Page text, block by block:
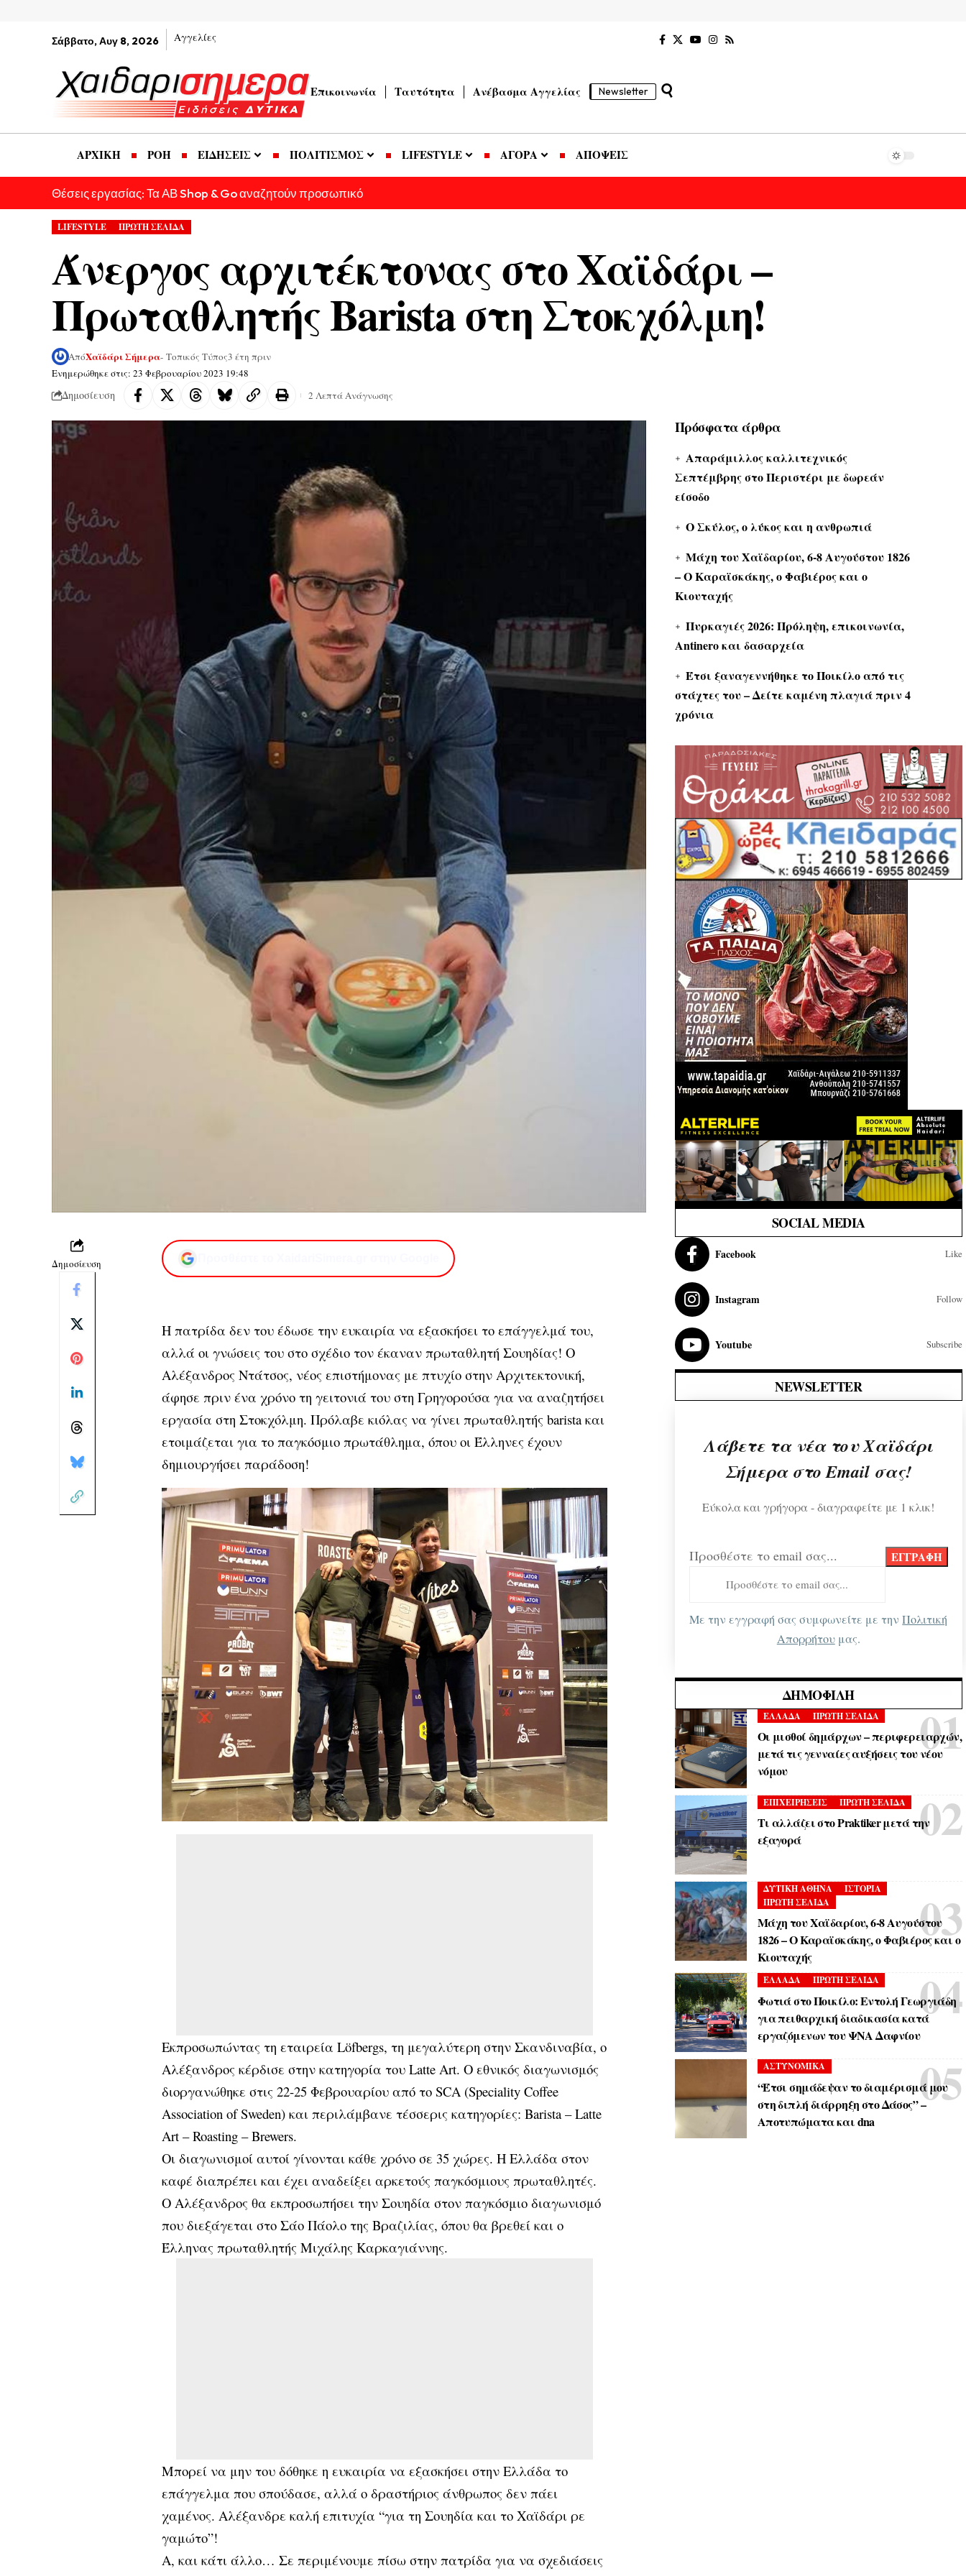
Σάββατο, Αυγ 8, 2026 Αγγελίες
Επικοινωνία Ταυτότητα Ανέβασμα Αγγελίας Newsletter
ΑΡΧΙΚΗ ΡΟΗ ΕΙΔΗΣΕΙΣ ΠΟΛΙΤΙΣΜΟΣ LIFESTYLE ΑΓΟΡΑ ΑΠΟΨΕΙΣ
Θέσεις εργασίας: Τα ΑΒ Shop & Go αναζητούν προσωπικό
LIFESTYLE ΠΡΩΤΗ ΣΕΛΙΔΑ
Άνεργος αρχιτέκτονας στο Χαϊδάρι –
Πρωταθλητής Βarista στη Στοκχόλμη!
Ενημερώθηκε στις: 23 Φεβρουαρίου 2023 19:48
ΑπόΧαϊδάρι Σήμερα- Τοπικός Τύπος3 έτη πριν
Δημοσίευση 2 Λεπτά Ανάγνωσης
Δημοσίευση
Η πατρίδα δεν του έδωσε την ευκαιρία να εξασκήσει το επάγγελμά του,
αλλά οι γνώσεις του στο σχέδιο τον έκαναν πρωταθλητή Σουηδίας! Ο
Αλέξανδρος Ντάτσος, νέος επιστήμονας με πτυχίο στην Αρχιτεκτονική,
άφησε πριν ένα χρόνο τη γειτονιά του στη Γρηγορούσα για να αναζητήσει
εργασία στη Στοκχόλμη. Πρόλαβε κιόλας να γίνει πρωταθλητής barista και
ετοιμάζεται για το παγκόσμιο πρωτάθλημα, όπου οι Έλληνες έχουν
δημιουργήσει παράδοση!
Εκπροσωπώντας τη εταιρεία Löfbergs, τη μεγαλύτερη στην Σκανδιναβία, ο
Αλέξανδρος κέρδισε στην κατηγορία του Latte Art. Ο εθνικός διαγωνισμός
διοργανώθηκε στις 22-25 Φεβρουαρίου από το SCA (Speciality Coffee
Association of Sweden) και περιλάμβανε τέσσερις κατηγορίες: Barista – Latte
Art – Roasting – Brewers.
Οι διαγωνισμοί αυτοί γίνονται κάθε χρόνο σε 35 χώρες. Η Ελλάδα στον
καφέ διαπρέπει και έχει αναδείξει αρκετούς παγκόσμιους πρωταθλητές.
Ο Αλέξανδρος θα εκπροσωπήσει την Σουηδία στον παγκόσμιο διαγωνισμό
που διεξάγεται στο Σάο Πάολο της Βραζιλίας, όπου θα βρεθεί και ο
Έλληνας πρωταθλητής Μιχάλης Καρκαγιάννης.
Μπορεί να μην του δόθηκε η ευκαιρία να εξασκήσει στην Ελλάδα το
επάγγελμα που σπούδασε, αλλά ο δραστήριος άνθρωπος δεν πάει
χαμένος. Αλέξανδρε καλή επιτυχία “για τη Σουηδία και το Χαϊδάρι ρε
γαμώτο”!
Α, και κάτι άλλο… Σε περιμένουμε πίσω στην πατρίδα για να σχεδιάσεις
Πρόσφατα άρθρα
Απαράμιλλος καλλιτεχνικός
Σεπτέμβρης στο Περιστέρι με δωρεάν
είσοδο
Ο Σκύλος, ο λύκος και η ανθρωπιά
Μάχη του Χαϊδαρίου, 6-8 Αυγούστου 1826
– Ο Καραϊσκάκης, ο Φαβιέρος και ο
Κιουταχής
Πυρκαγιές 2026: Πρόληψη, επικοινωνία,
Antinero και δασαρχεία
Έτσι ξαναγεννήθηκε το Ποικίλο από τις
στάχτες του – Δείτε καμένη πλαγιά πριν 4
χρόνια
SOCIAL MEDIA
Facebook Like
Instagram Follow
Youtube Subscribe
NEWSLETTER
Λάβετε τα νέα του Χαϊδάρι
Σήμερα στο Email σας!
Εύκολα και γρήγορα - διαγραφείτε με 1 κλικ!
Προσθέστε το email σας...
Με την εγγραφή σας συμφωνείτε με τηνΠολιτική
Απορρήτουμας.
ΔΗΜΟΦΙΛΉ
ΕΛΛΑΔΑ ΠΡΩΤΗ ΣΕΛΙΔΑ
Οι μισθοί δημάρχων – περιφερειαρχών,
μετά τις γενναίες αυξήσεις του νέου
νόμου
ΕΠΙΧΕΙΡΗΣΕΙΣ ΠΡΩΤΗ ΣΕΛΙΔΑ
Τι αλλάζει στο Praktiker μετά την
εξαγορά
ΔΥΤΙΚΗ ΑΘΗΝΑ
ΙΣΤΟΡΙΑ
ΠΡΩΤΗ ΣΕΛΙΔΑ
Μάχη του Χαϊδαρίου, 6-8 Αυγούστου
1826 – Ο Καραϊσκάκης, ο Φαβιέρος και ο
Κιουταχής
ΕΛΛΑΔΑ ΠΡΩΤΗ ΣΕΛΙΔΑ
Φωτιά στο Ποικίλο: Εντολή Γεωργιάδη
για πειθαρχική διαδικασία κατά
εργαζόμενων του ΨΝΑ Δαφνίου
ΑΣΤΥΝΟΜΙΚΑ
“Έτσι σημάδεψαν το διαμέρισμά μου
στη διπλή διάρρηξη στο Δάσος” –
Αποτυπώματα και dna